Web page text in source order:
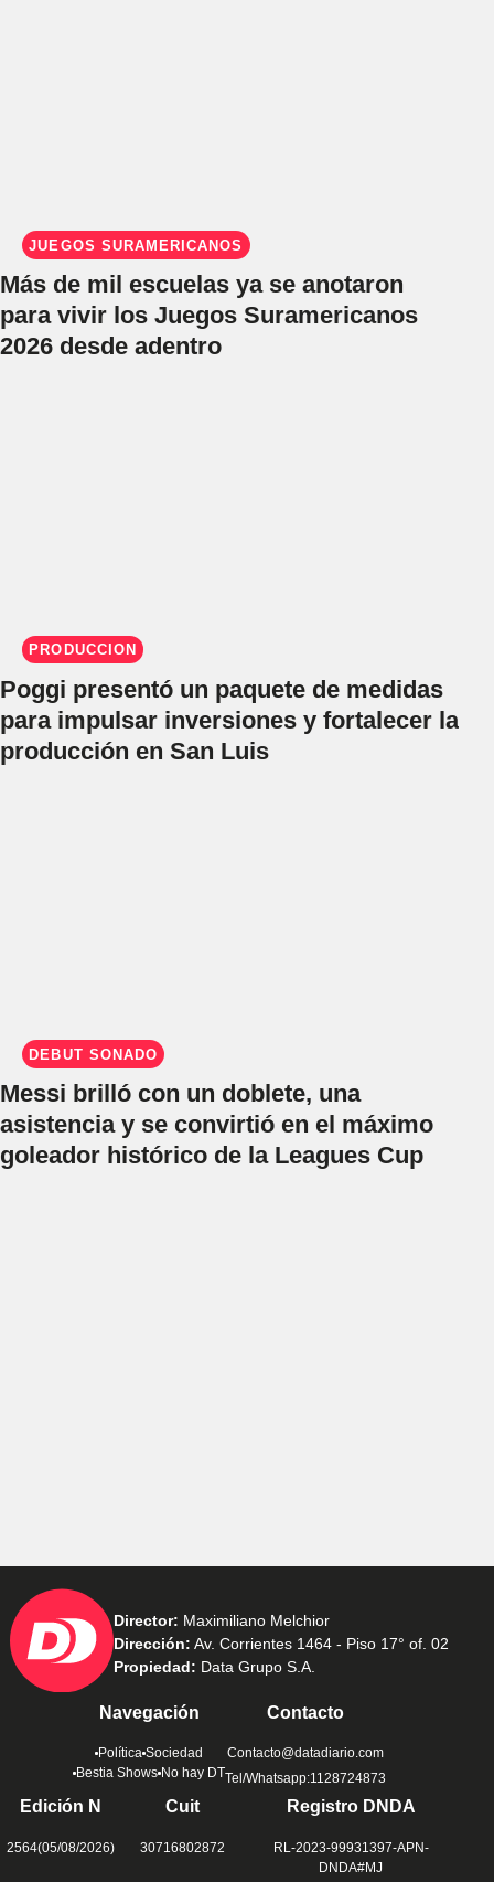
JUEGOS SURAMERICANOS
Más de mil escuelas ya se anotaron
para vivir los Juegos Suramericanos
2026 desde adentro
PRODUCCIÓN
Poggi presentó un paquete de medidas
para impulsar inversiones y fortalecer la
producción en San Luis
DEBUT SOÑADO
Messi brilló con un doblete, una
asistencia y se convirtió en el máximo
goleador histórico de la Leagues Cup
Director: Maximiliano Melchior
Dirección: Av. Corrientes 1464 - Piso 17° of. 02
Propiedad: Data Grupo S.A.
Navegación
Política Sociedad
Bestia Shows No hay DT
Contacto
Contacto@datadiario.com
Tel/Whatsapp:1128724873
Edición N
2564(05/08/2026)
Cuit
30716802872
Registro DNDA
RL-2023-99931397-APN-
DNDA#MJ